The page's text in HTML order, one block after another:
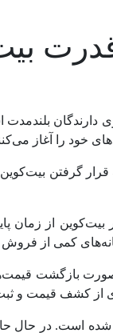
قدرت
۱۰۰ هزار دلار، به افزایش خطر
داده‌ها نشان می‌دهند که دارندگان بلندمدت در طول صعود
دلار، برخی از